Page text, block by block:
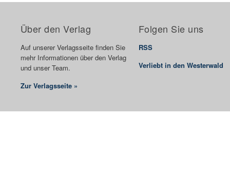
Über den Verlag
Auf unserer Verlagsseite finden Sie
mehr Informationen über den Verlag
und unser Team.
Zur Verlagsseite »
Folgen Sie uns
RSS
Verliebt in den Westerwald